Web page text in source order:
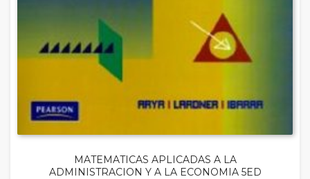
MATEMATICAS APLICADAS A LA
ADMINISTRACION Y A LA ECONOMIA 5ED